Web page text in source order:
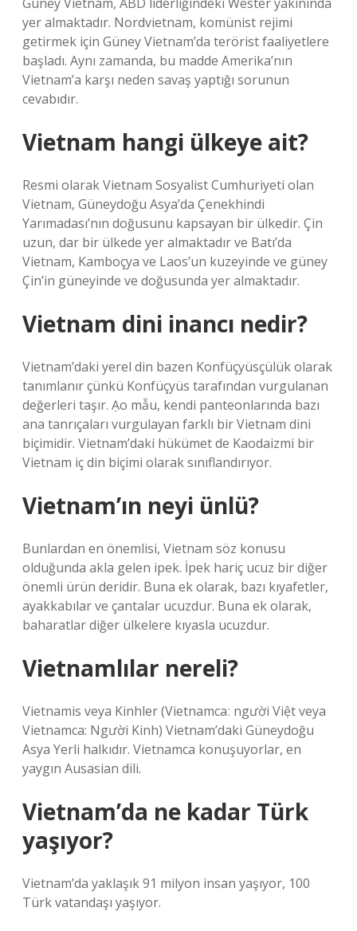
yer almaktadır. Nordvietnam, komünist rejimi
getirmek için Güney Vietnam’da terörist faaliyetlere
başladı. Aynı zamanda, bu madde Amerika’nın
Vietnam’a karşı neden savaş yaptığı sorunun
cevabıdır.
Vietnam hangi ülkeye ait?
Resmi olarak Vietnam Sosyalist Cumhuriyeti olan
Vietnam, Güneydoğu Asya’da Çenekhindi
Yarımadası’nın doğusunu kapsayan bir ülkedir. Çin
uzun, dar bir ülkede yer almaktadır ve Batı’da
Vietnam, Kamboçya ve Laos’un kuzeyinde ve güney
Çin’in güneyinde ve doğusunda yer almaktadır.
Vietnam dini inancı nedir?
Vietnam’daki yerel din bazen Konfüçyüsçülük olarak
tanımlanır çünkü Konfüçyüs tarafından vurgulanan
değerleri taşır. Ạo mẫu, kendi panteonlarında bazı
ana tanrıçaları vurgulayan farklı bir Vietnam dini
biçimidir. Vietnam’daki hükümet de Kaodaizmi bir
Vietnam iç din biçimi olarak sınıflandırıyor.
Vietnam’ın neyi ünlü?
Bunlardan en önemlisi, Vietnam söz konusu
olduğunda akla gelen ipek. İpek hariç ucuz bir diğer
önemli ürün deridir. Buna ek olarak, bazı kıyafetler,
ayakkabılar ve çantalar ucuzdur. Buna ek olarak,
baharatlar diğer ülkelere kıyasla ucuzdur.
Vietnamlılar nereli?
Vietnamis veya Kinhler (Vietnamcaː người Việt veya
Vietnamca: Người Kinh) Vietnam’daki Güneydoğu
Asya Yerli halkıdır. Vietnamca konuşuyorlar, en
yaygın Ausasian dili.
Vietnam’da ne kadar Türk
yaşıyor?
Vietnam’da yaklaşık 91 milyon insan yaşıyor, 100
Türk vatandaşı yaşıyor.